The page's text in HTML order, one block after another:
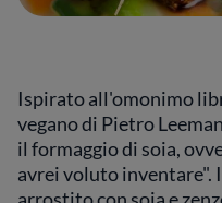
Ispirato all'omonimo
vegano di Pietro
il formaggio di soia,
avrei voluto inventare".